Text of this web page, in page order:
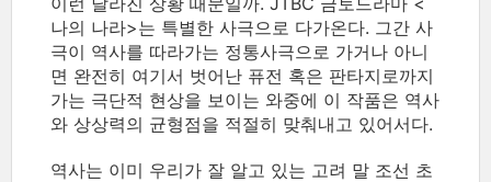
나의 나라>는 특별한 사극으로 다가온다. 그간 사
극이 역사를 따라가는 정통사극으로 가거나 아니
면 완전히 여기서 벗어난 퓨전 혹은 판타지로까지
가는 극단적 현상을 보이는 와중에 이 작품은 역사
와 상상력의 균형점을 적절히 맞춰내고 있어서다.
역사는 이미 우리가 잘 알고 있는 고려 말 조선 초